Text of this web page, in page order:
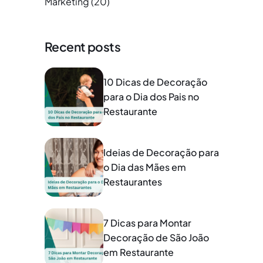
Recent posts
10 Dicas de Decoração
para o Dia dos Pais no
Restaurante
Ideias de Decoração para
o Dia das Mães em
Restaurantes
7 Dicas para Montar
Decoração de São João
em Restaurante